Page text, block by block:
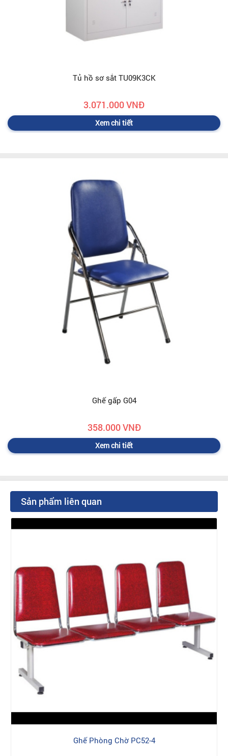
Tủ hồ sơ sắt TU09K3CK
3.071.000 VNĐ
Xem chi tiết
Ghế gấp G04
358.000 VNĐ
Xem chi tiết
Sản phẩm liên quan
Ghế Phòng Chờ PC52-4